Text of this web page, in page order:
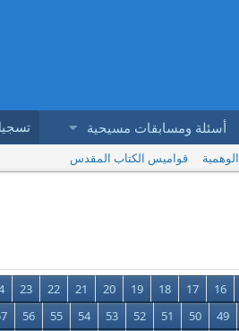
أسئلة ومسابقات مسيحية
قواميس الكتاب المقدس
16
17
18
19
20
21
22
23
49
50
51
52
53
54
55
56